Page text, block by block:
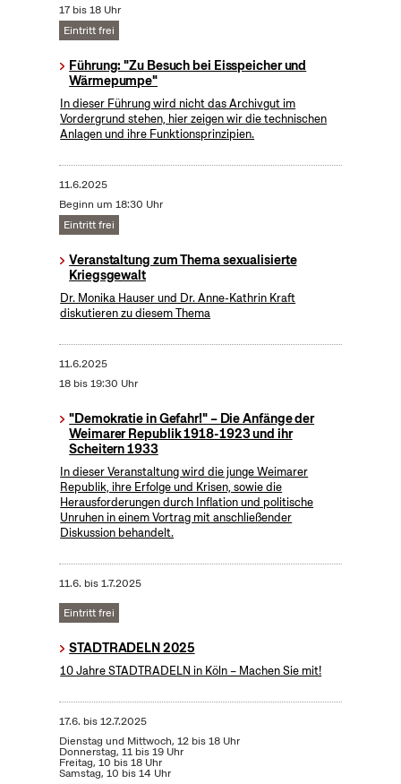
17 bis 18 Uhr
Eintritt frei
Führung: "Zu Besuch bei Eisspeicher und
Wärmepumpe"
In dieser Führung wird nicht das Archivgut im
Vordergrund stehen, hier zeigen wir die technischen
Anlagen und ihre Funktionsprinzipien.
11.6.2025
Beginn um 18:30 Uhr
Eintritt frei
Veranstaltung zum Thema sexualisierte
Kriegsgewalt
Dr. Monika Hauser und Dr. Anne-Kathrin Kraft
diskutieren zu diesem Thema
11.6.2025
18 bis 19:30 Uhr
"Demokratie in Gefahr!" – Die Anfänge der
Weimarer Republik 1918-1923 und ihr
Scheitern 1933
In dieser Veranstaltung wird die junge Weimarer
Republik, ihre Erfolge und Krisen, sowie die
Herausforderungen durch Inflation und politische
Unruhen in einem Vortrag mit anschließender
Diskussion behandelt.
11.6. bis1.7.2025
Eintritt frei
STADTRADELN 2025
10 Jahre STADTRADELN in Köln – Machen Sie mit!
17.6. bis12.7.2025
Dienstag und Mittwoch, 12 bis 18 Uhr
Donnerstag, 11 bis 19 Uhr
Freitag, 10 bis 18 Uhr
Samstag, 10 bis 14 Uhr